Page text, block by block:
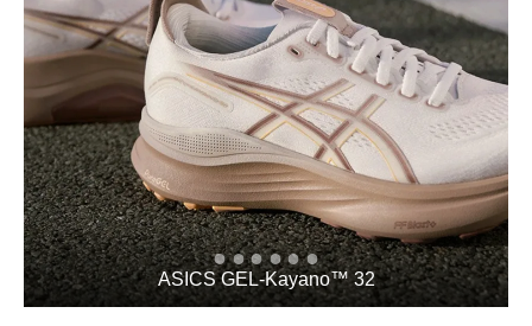
ASICS GEL-Kayano™ 32